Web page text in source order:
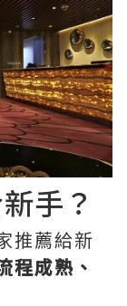
手？
推薦給新
程成熟、